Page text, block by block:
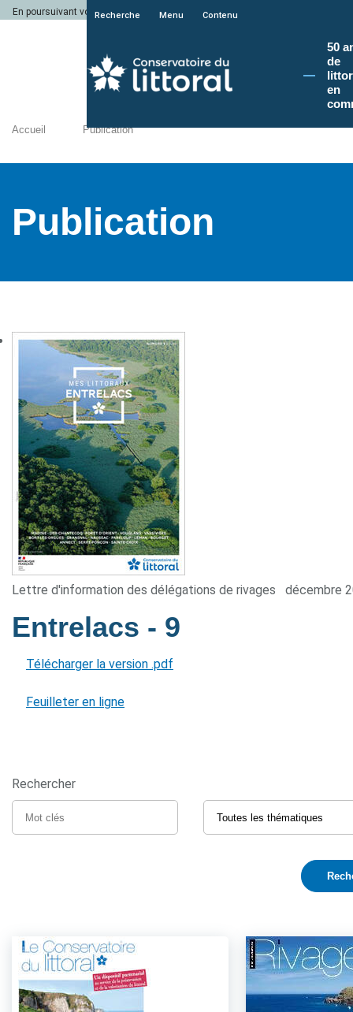
En poursuivant votre navigation sur le site du Conservatoire du littoral, vous
Recherche Menu Contenu
50
de
en
Accueil Publication
Publication
Lettre d'information des délégations de rivages décembre
Entrelacs - 9
Télécharger la version .pdf
Feuilleter en ligne
Rechercher